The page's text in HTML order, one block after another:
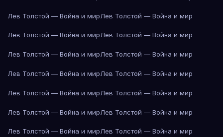
Лев Толстой — Война и мирЛев Толстой — Война и мир
Лев Толстой — Война и мирЛев Толстой — Война и мир
Лев Толстой — Война и мирЛев Толстой — Война и мир
Лев Толстой — Война и мирЛев Толстой — Война и мир
Лев Толстой — Война и мирЛев Толстой — Война и мир
Лев Толстой — Война и мирЛев Толстой — Война и мир
Лев Толстой — Война и мирЛев Толстой — Война и мир